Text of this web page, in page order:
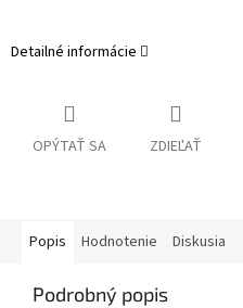
Detailné informácie
OPÝTAŤ SA ZDIEĽAŤ
Popis Hodnotenie Diskusia
Podrobný popis